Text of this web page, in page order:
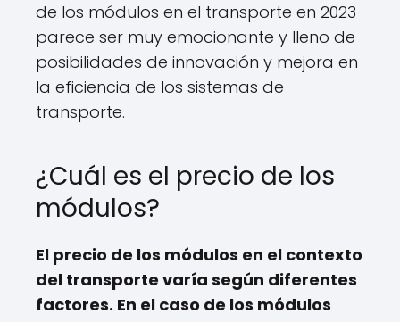
de los módulos en el transporte en 2023
parece ser muy emocionante y lleno de
posibilidades de innovación y mejora en
la eficiencia de los sistemas de
transporte.
¿Cuál es el precio de los
módulos?
El precio de los módulos en el contexto
del transporte varía según diferentes
factores. En el caso de los módulos